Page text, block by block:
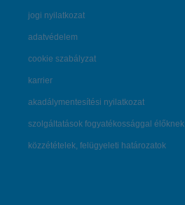
jogi nyilatkozat
adatvédelem
cookie szabályzat
karrier
akadálymentesítési nyilatkozat
szolgáltatások fogyatékossággal élőknek
közzétételek, felügyeleti határozatok